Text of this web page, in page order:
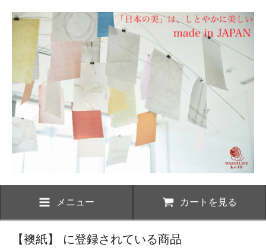
メニュー カートを見る
【襖紙】 に登録されている商品